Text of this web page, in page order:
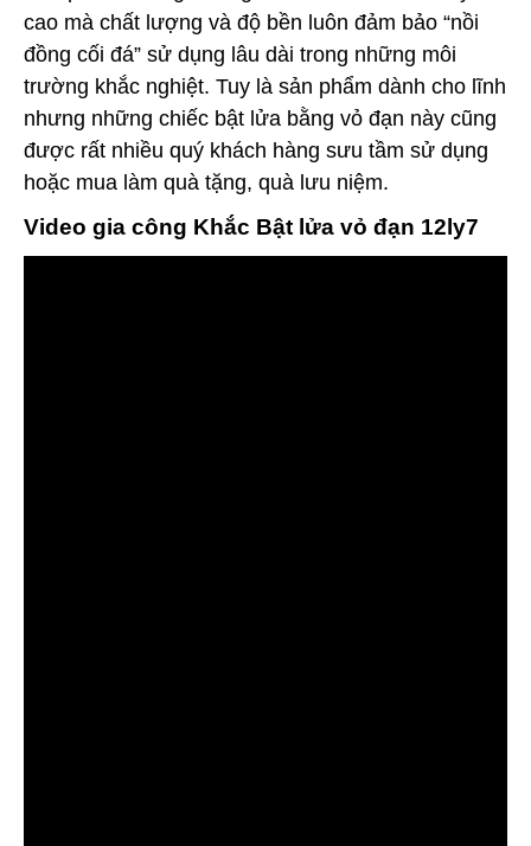
cao mà chất lượng và độ bền luôn đảm bảo “nồi
đồng cối đá” sử dụng lâu dài trong những môi
trường khắc nghiệt. Tuy là sản phẩm dành cho lĩnh
nhưng những chiếc bật lửa bằng vỏ đạn này cũng
được rất nhiều quý khách hàng sưu tầm sử dụng
hoặc mua làm quà tặng, quà lưu niệm.
Video gia công Khắc Bật lửa vỏ đạn 12ly7